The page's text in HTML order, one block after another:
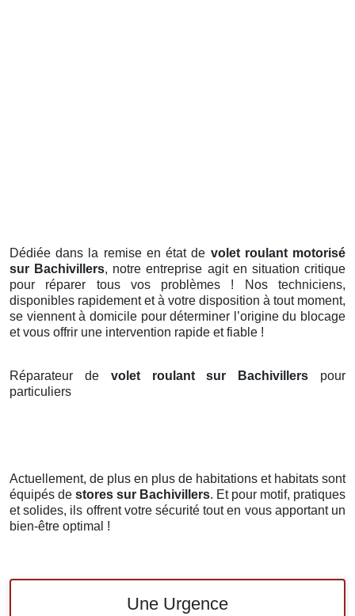
Dédiée dans la remise en état de volet roulant motorisé
sur Bachivillers, notre entreprise agit en situation critique
pour réparer tous vos problèmes ! Nos techniciens,
disponibles rapidement et à votre disposition à tout moment,
se viennent à domicile pour déterminer l’origine du blocage
et vous offrir une intervention rapide et fiable !
Réparateur de volet roulant sur Bachivillers pour
particuliers
Actuellement, de plus en plus de habitations et habitats sont
équipés de stores sur Bachivillers. Et pour motif, pratiques
et solides, ils offrent votre sécurité tout en vous apportant un
bien-être optimal !
Une Urgence